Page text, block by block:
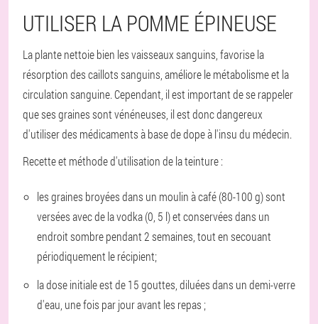
UTILISER LA POMME ÉPINEUSE
La plante nettoie bien les vaisseaux sanguins, favorise la
résorption des caillots sanguins, améliore le métabolisme et la
circulation sanguine. Cependant, il est important de se rappeler
que ses graines sont vénéneuses, il est donc dangereux
d'utiliser des médicaments à base de dope à l'insu du médecin.
Recette et méthode d'utilisation de la teinture :
les graines broyées dans un moulin à café (80-100 g) sont
versées avec de la vodka (0, 5 l) et conservées dans un
endroit sombre pendant 2 semaines, tout en secouant
périodiquement le récipient;
la dose initiale est de 15 gouttes, diluées dans un demi-verre
d'eau, une fois par jour avant les repas ;